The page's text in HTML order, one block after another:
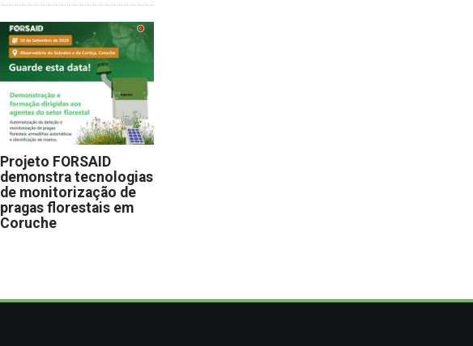
Projeto FORSAID
demonstra tecnologias
de monitorização de
pragas florestais em
Coruche